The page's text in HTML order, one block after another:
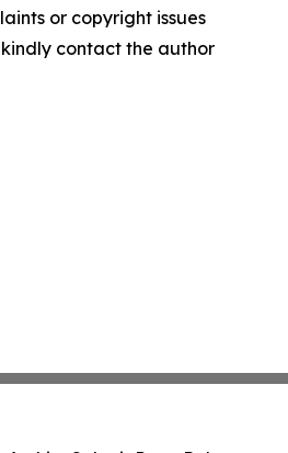
or copyright issues
contact the author